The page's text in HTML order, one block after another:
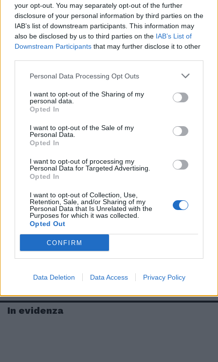
your opt-out. You may separately opt-out of the further
disclosure of your personal information by third parties on the
IAB’s list of downstream participants. This information may
also be disclosed by us to third parties on the IAB’s List of
Downstream Participants that may further disclose it to other
Personal Data Processing Opt Outs
I want to opt-out of the Sharing of my
personal data.
Opted In
I want to opt-out of the Sale of my
Personal Data.
Opted In
I want to opt-out of processing my
Personal Data for Targeted Advertising.
Opted In
I want to opt-out of Collection, Use,
Retention, Sale, and/or Sharing of my
Personal Data that Is Unrelated with the
Purposes for which it was collected.
Opted Out
CONFIRM
Data Deletion Data Access Privacy Policy
In evidenza